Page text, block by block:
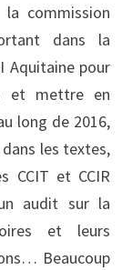
commission
dans la
Aquitaine pour
et mettre en
long de 2016,
les textes,
CCIT et CCIR
audit sur la
et leurs
Beaucoup